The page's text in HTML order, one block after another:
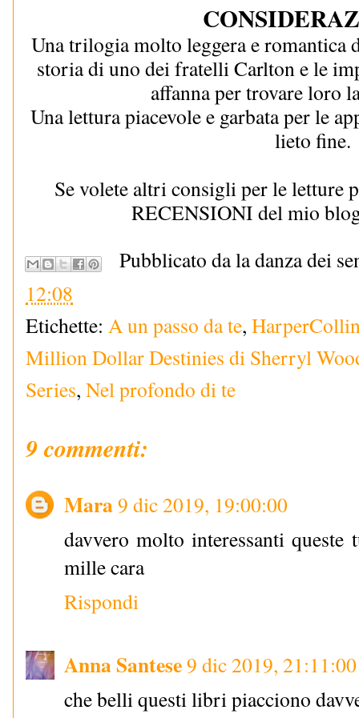
Una trilogia molto leggera e
storia di uno dei fratelli Carlton e le
affanna per trovare loro
Una lettura piacevole e garbata per le
lieto fine.
Se volete altri consigli per le letture
RECENSIONI del mio
Pubblicato da la danza dei
12:08
Etichette: A un passo da te,
Million Dollar Destinies di Sherryl
Series, Nel profondo di te
9 commenti:
Mara9 dic 2019, 19:00:00
davvero molto interessanti queste
mille cara
Rispondi
Anna Santese9 dic 2019, 21:11:00
che belli questi libri piacciono